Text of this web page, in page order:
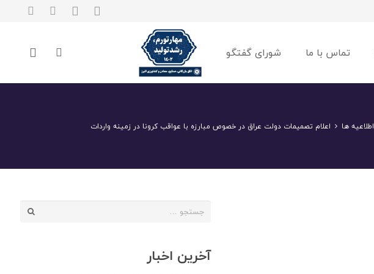
تماس با ما شورای گفتگو
اطلاعیه ها اعلام تصمیمات دولت عراق در خصوص مبارزه با عواقب کرونا در زمینه واردات
جستجو
آخرین اخبار